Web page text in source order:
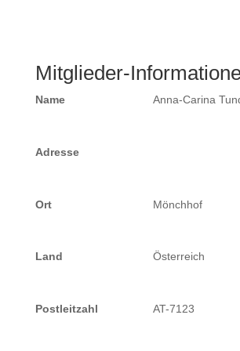
Mitglieder-
Name Anna-Carina
Adresse
Ort Mönchhof
Land Österreich
Postleitzahl AT-7123